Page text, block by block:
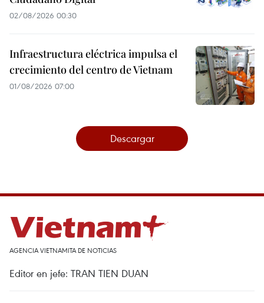
02/08/2026 00:30
Infraestructura eléctrica impulsa el
crecimiento del centro de Vietnam
01/08/2026 07:00
Descargar
AGENCIA VIETNAMITA DE NOTICIAS
Editor en jefe: TRAN TIEN DUAN